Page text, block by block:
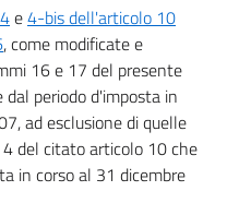
e4-bis dell'articolo 10
, come modificate e
16 e 17 del presente
periodo d'imposta in
ad esclusione di quelle
del citato articolo 10 che
in corso al 31 dicembre